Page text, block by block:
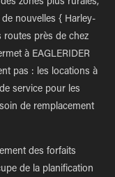
zones plus rurales,
nouvelles { Harley-
routes près de chez
à EAGLERIDER
pas : les locations à
service pour les
de remplacement
des forfaits
de la planification